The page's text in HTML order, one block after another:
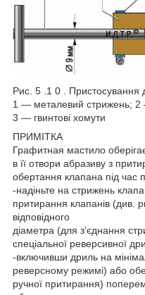
Рис. 5 .1 0 . Пристосування
1 ― металевий стрижень;
3 ― гвинтові хомути
ПРИМІТКА
Графитная мастило
в її отвори абразиву з
обертання клапана під час
-надіньте на стрижень
притирання клапанів (див.
відповідного
діаметра (для з'єднання
спеціальної реверсивної
-включивши дриль на
реверсному режимі) або
ручної притирання)